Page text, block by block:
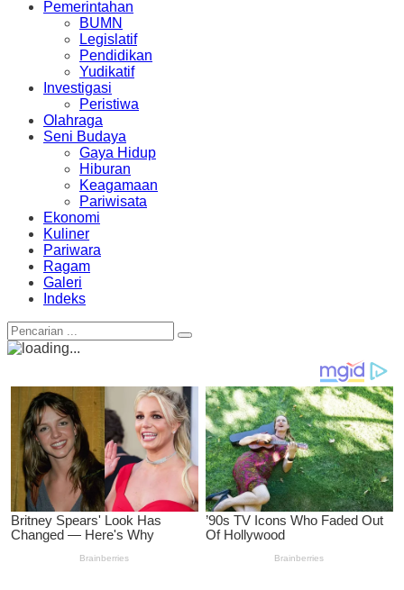
Pemerintahan
BUMN
Legislatif
Pendidikan
Yudikatif
Investigasi
Peristiwa
Olahraga
Seni Budaya
Gaya Hidup
Hiburan
Keagamaan
Pariwisata
Ekonomi
Kuliner
Pariwara
Ragam
Galeri
Indeks